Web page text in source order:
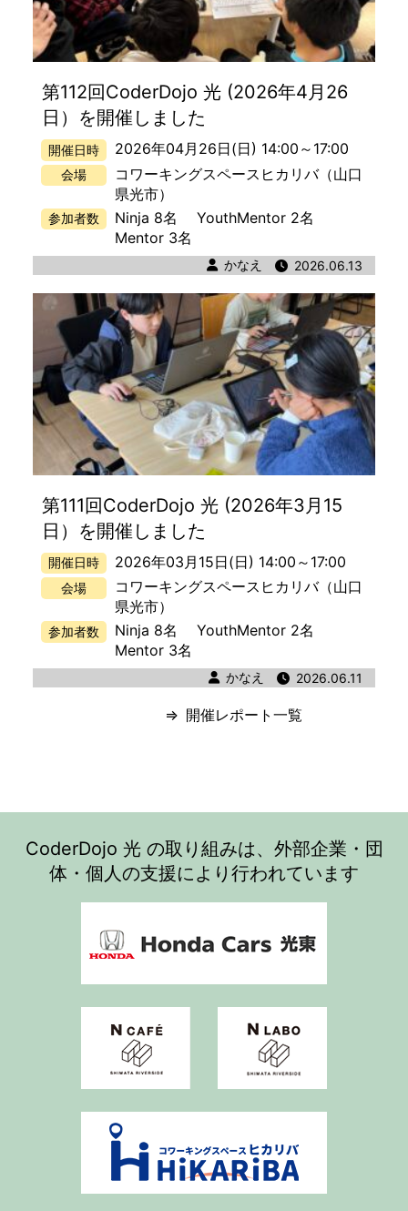
第112回CoderDojo 光 (2026年4月26
日）を開催しました
開催日時 2026年04月26日(日) 14:00 ～ 17:00
会場 コワーキングスペースヒカリバ（山口
県光市）
参加者数 Ninja 8名
YouthMentor 2名
Mentor 3名
著者
かなえ 公開日時
2026.06.13
第111回CoderDojo 光 (2026年3月15
日）を開催しました
開催日時 2026年03月15日(日) 14:00 ～ 17:00
会場 コワーキングスペースヒカリバ（山口
県光市）
参加者数 Ninja 8名
YouthMentor 2名
Mentor 3名
著者
かなえ 公開日時
2026.06.11
開催レポート一覧
CoderDojo 光 の取り組みは、外部企業・団
体・個人の支援により行われています